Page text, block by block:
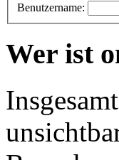
Benutzername:
Wer ist